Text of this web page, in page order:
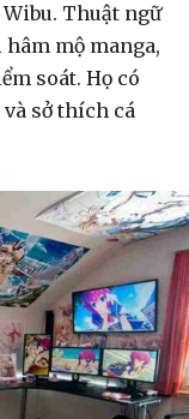
Thuật ngữ
mộ manga,
soát. Họ có
sở thích cá